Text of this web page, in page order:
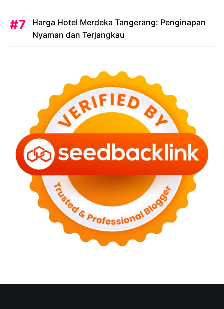
Harga Hotel Merdeka Tangerang: Penginapan
Nyaman dan Terjangkau